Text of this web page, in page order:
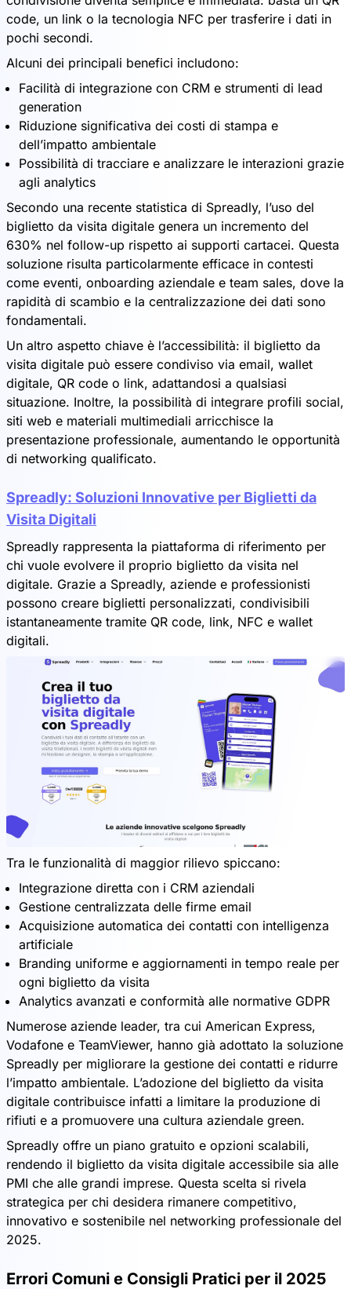
code, un link o la tecnologia NFC per trasferire i dati in
pochi secondi.
Alcuni dei principali benefici includono:
Facilità di integrazione con CRM e strumenti di lead
generation
Riduzione significativa dei costi di stampa e
dell’impatto ambientale
Possibilità di tracciare e analizzare le interazioni grazie
agli analytics
Secondo una recente statistica di Spreadly, l’uso del
biglietto da visita digitale genera un incremento del
630% nel follow-up rispetto ai supporti cartacei. Questa
soluzione risulta particolarmente efficace in contesti
come eventi, onboarding aziendale e team sales, dove la
rapidità di scambio e la centralizzazione dei dati sono
fondamentali.
Un altro aspetto chiave è l’accessibilità: il biglietto da
visita digitale può essere condiviso via email, wallet
digitale, QR code o link, adattandosi a qualsiasi
situazione. Inoltre, la possibilità di integrare profili social,
siti web e materiali multimediali arricchisce la
presentazione professionale, aumentando le opportunità
di networking qualificato.
Spreadly: Soluzioni Innovative per Biglietti da
Visita Digitali
Spreadly rappresenta la piattaforma di riferimento per
chi vuole evolvere il proprio biglietto da visita nel
digitale. Grazie a Spreadly, aziende e professionisti
possono creare biglietti personalizzati, condivisibili
istantaneamente tramite QR code, link, NFC e wallet
digitali.
Tra le funzionalità di maggior rilievo spiccano:
Integrazione diretta con i CRM aziendali
Gestione centralizzata delle firme email
Acquisizione automatica dei contatti con intelligenza
artificiale
Branding uniforme e aggiornamenti in tempo reale per
ogni biglietto da visita
Analytics avanzati e conformità alle normative GDPR
Numerose aziende leader, tra cui American Express,
Vodafone e TeamViewer, hanno già adottato la soluzione
Spreadly per migliorare la gestione dei contatti e ridurre
l’impatto ambientale. L’adozione del biglietto da visita
digitale contribuisce infatti a limitare la produzione di
rifiuti e a promuovere una cultura aziendale green.
Spreadly offre un piano gratuito e opzioni scalabili,
rendendo il biglietto da visita digitale accessibile sia alle
PMI che alle grandi imprese. Questa scelta si rivela
strategica per chi desidera rimanere competitivo,
innovativo e sostenibile nel networking professionale del
2025.
Errori Comuni e Consigli Pratici per il 2025